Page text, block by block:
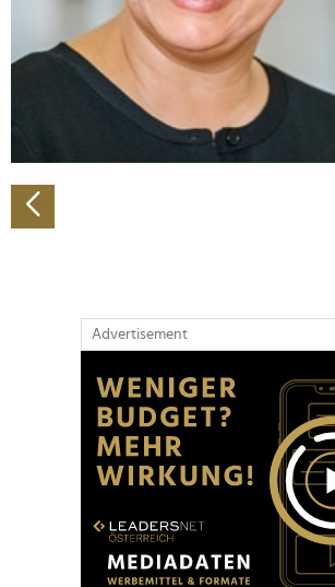
Abschnitt Einzelheitenfest.
Wir verwenden Cookies, um Inhalte und
personalisieren, Funktionen für soziale
zu können und die Zugriffe auf unsere
analysieren. Außerdem geben wir
Verwendung unserer Website an
soziale Medien, Werbung und Analysen
Partner führen diese Informationen
Advertisement